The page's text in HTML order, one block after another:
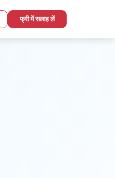
फ्री में सलाह लें